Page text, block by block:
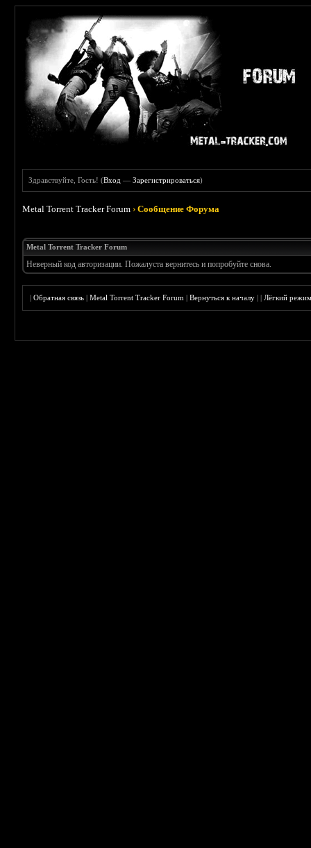
Здравствуйте, Гость! (Вход —Зарегистрироваться)
Metal Torrent Tracker Forum ›Сообщение Форума
Metal Torrent Tracker Forum
Неверный код авторизации. Пожалуста вернитесь и попробуйте снова.
|Обратная связь |Metal Torrent Tracker Forum |Вернуться к началу ||Лёгкий